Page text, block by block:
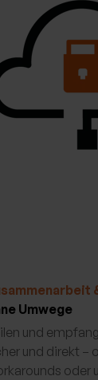
Umwege
und
und direkt –
oder